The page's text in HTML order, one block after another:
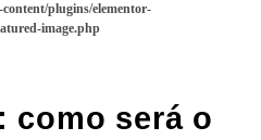
plugins/elementor-
image.php
como será o